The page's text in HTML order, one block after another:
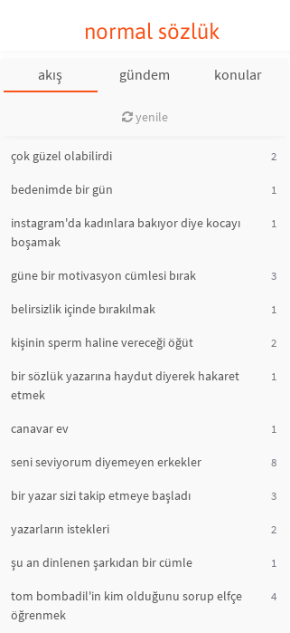
normal sözlük
akış gündem konular
yenile
çok güzel olabilirdi 2
bedenimde bir gün 1
instagram'da kadınlara bakıyor diye kocayı
boşamak
1
güne bir motivasyon cümlesi bırak 3
belirsizlik içinde bırakılmak 1
kişinin sperm haline vereceği öğüt 2
bir sözlük yazarına haydut diyerek hakaret
etmek
1
canavar ev 1
seni seviyorum diyemeyen erkekler 8
bir yazar sizi takip etmeye başladı 3
yazarların istekleri 2
şu an dinlenen şarkıdan bir cümle 1
tom bombadil'in kim olduğunu sorup elfçe
öğrenmek
4